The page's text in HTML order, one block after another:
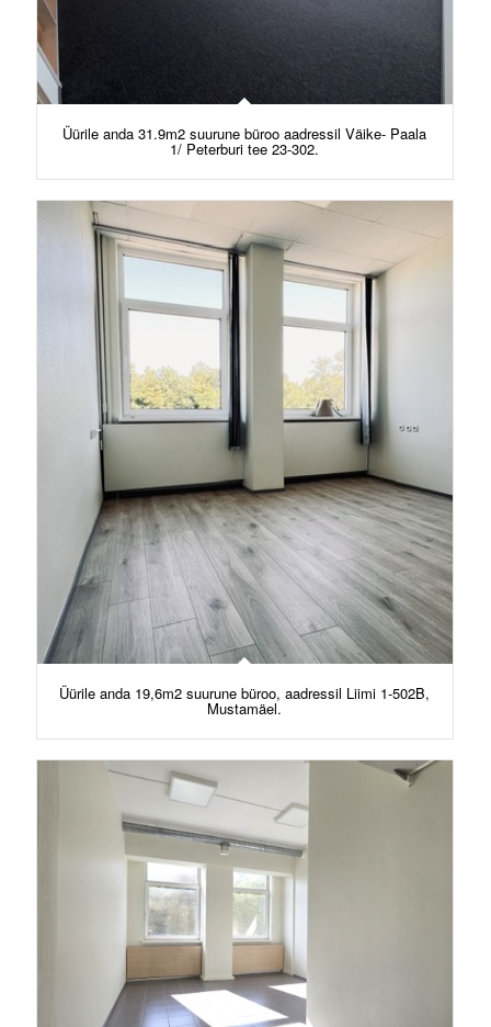
Üürile anda 31.9m2 suurune büroo aadressil Väike- Paala
1/ Peterburi tee 23-302.
Üürile anda 19,6m2 suurune büroo, aadressil Liimi 1-502B,
Mustamäel.